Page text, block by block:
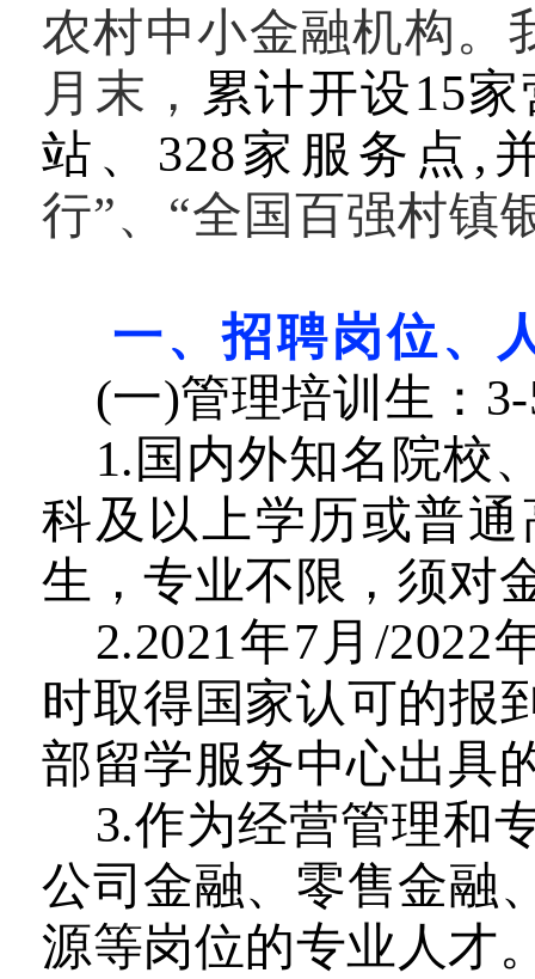
农村中小金融机构。
月 末， 累计开设15家
站 、328家 服务 点,
行”、“全国百强村镇
一、招聘岗位、
(一)管理培训生：3-
1. 国内外知名院校
科及以上学历或普
生，专业不限，须对
2.2021年7月/2022
时取得国家认可的报
部留学服务中心出具
3.作为经营管理和
公司金融、零售金融
源等岗位的专业人才